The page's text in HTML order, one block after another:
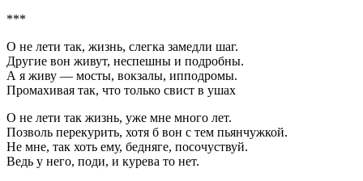
***
О не лети так, жизнь, слегка замедли шаг.
Другие вон живут, неспешны и подробны.
А я живу — мосты, вокзалы, ипподромы.
Промахивая так, что только свист в ушах
О не лети так жизнь, уже мне много лет.
Позволь перекурить, хотя б вон с тем пьянчужкой.
Не мне, так хоть ему, бедняге, посочуствуй.
Ведь у него, поди, и курева то нет.